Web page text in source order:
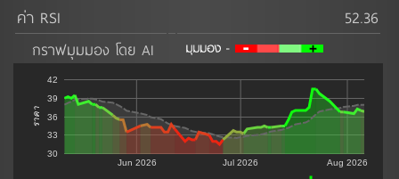
ค่า RSI
52.36
กราฟมุมมอง โดย AI
Jun 2026 Jul 2026 Aug 2026
30
33
36
39
42
ราคา